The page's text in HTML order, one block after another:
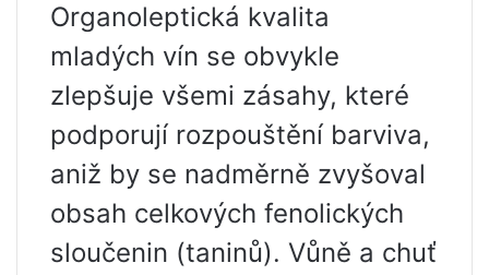
Organoleptická kvalita
mladých vín se obvykle
zlepšuje všemi zásahy, které
podporují rozpouštění barviva,
aniž by se nadměrně zvyšoval
obsah celkových fenolických
sloučenin (taninů). Vůně a chuť